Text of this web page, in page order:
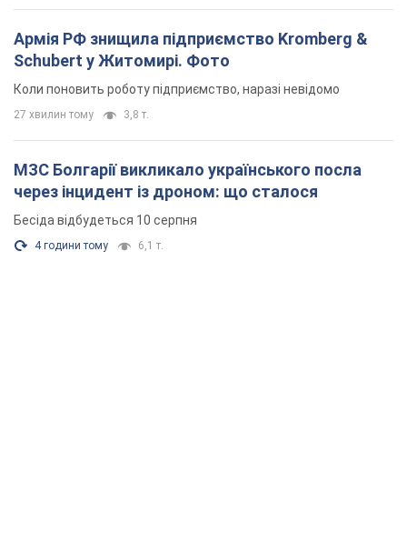
через інцидент із дроном: що сталося
Бесіда відбудеться 10 серпня
4 години тому 6,1 т.